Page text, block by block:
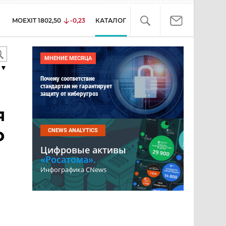
MOEXIT 1802,50 -0,23 КАТАЛОГ
МНЕНИЕ МЕСЯЦА
Почему соответствие
стандартам не гарантирует
защиту от киберугроз
CNEWS ANALYTICS
Цифровые активы
«Росатома».
Инфографика CNews